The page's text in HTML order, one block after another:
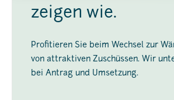
zeigen wie.
Profitieren Sie beim Wechsel zur
von attraktiven Zuschüssen. Wir
bei Antrag und Umsetzung.